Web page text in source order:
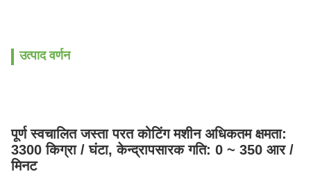
उत्पाद वर्णन
पूर्ण स्वचालित जस्ता परत कोटिंग मशीन अधिकतम क्षमता:
3300 किग्रा / घंटा, केन्द्रापसारक गति: 0 ~ 350 आर /
मिनट